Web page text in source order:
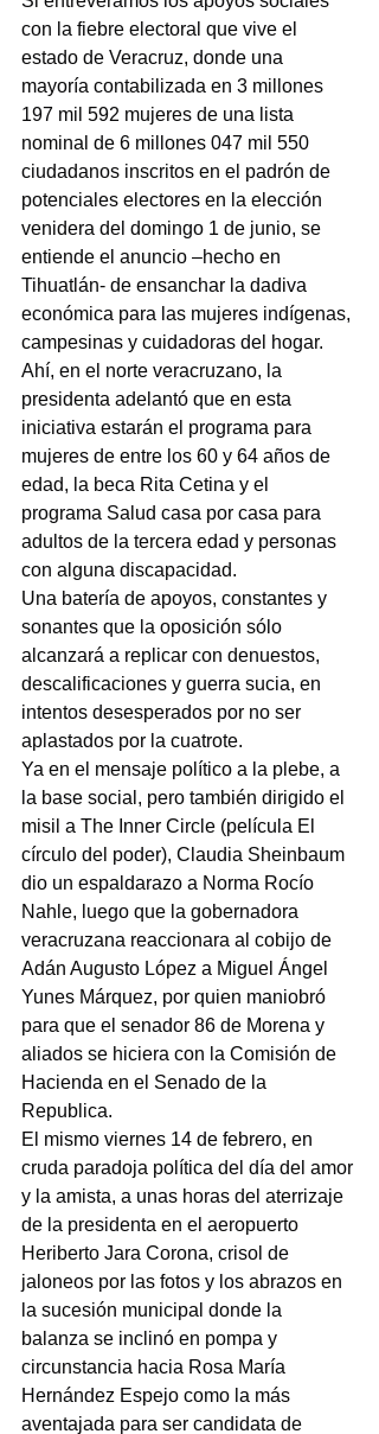
con la fiebre electoral que vive el
estado de Veracruz, donde una
mayoría contabilizada en 3 millones
197 mil 592 mujeres de una lista
nominal de 6 millones 047 mil 550
ciudadanos inscritos en el padrón de
potenciales electores en la elección
venidera del domingo 1 de junio, se
entiende el anuncio –hecho en
Tihuatlán- de ensanchar la dadiva
económica para las mujeres indígenas,
campesinas y cuidadoras del hogar.
Ahí, en el norte veracruzano, la
presidenta adelantó que en esta
iniciativa estarán el programa para
mujeres de entre los 60 y 64 años de
edad, la beca Rita Cetina y el
programa Salud casa por casa para
adultos de la tercera edad y personas
con alguna discapacidad.
Una batería de apoyos, constantes y
sonantes que la oposición sólo
alcanzará a replicar con denuestos,
descalificaciones y guerra sucia, en
intentos desesperados por no ser
aplastados por la cuatrote.
Ya en el mensaje político a la plebe, a
la base social, pero también dirigido el
misil a The Inner Circle (película El
círculo del poder), Claudia Sheinbaum
dio un espaldarazo a Norma Rocío
Nahle, luego que la gobernadora
veracruzana reaccionara al cobijo de
Adán Augusto López a Miguel Ángel
Yunes Márquez, por quien maniobró
para que el senador 86 de Morena y
aliados se hiciera con la Comisión de
Hacienda en el Senado de la
Republica.
El mismo viernes 14 de febrero, en
cruda paradoja política del día del amor
y la amista, a unas horas del aterrizaje
de la presidenta en el aeropuerto
Heriberto Jara Corona, crisol de
jaloneos por las fotos y los abrazos en
la sucesión municipal donde la
balanza se inclinó en pompa y
circunstancia hacia Rosa María
Hernández Espejo como la más
aventajada para ser candidata de